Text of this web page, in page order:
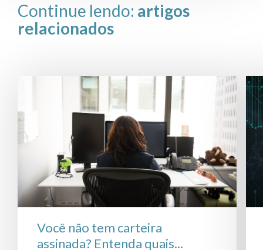
Continue lendo: artigos
relacionados
Você não tem carteira
assinada? Entenda quais...